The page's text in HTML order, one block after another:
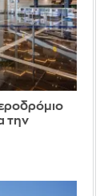
την